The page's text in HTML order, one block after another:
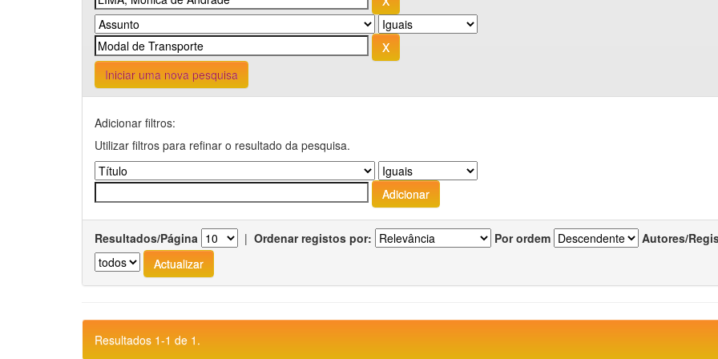
Iniciar uma nova pesquisa
Adicionar filtros:
Utilizar filtros para refinar o resultado da pesquisa.
Resultados/Página | Ordenar registos por: Por ordem Autores/
Resultados 1-1 de 1.